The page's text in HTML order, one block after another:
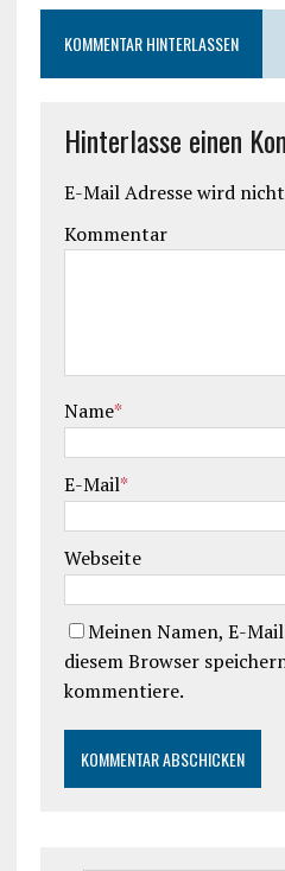
KOMMENTAR HINTERLASSEN
Hinterlasse einen
E-Mail Adresse wird
Kommentar
Name*
E-Mail*
Webseite
Meinen Namen, E-
diesem Browser
kommentiere.